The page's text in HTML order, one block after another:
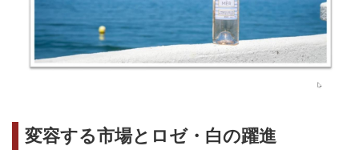
変容する市場とロゼ・白の躍進